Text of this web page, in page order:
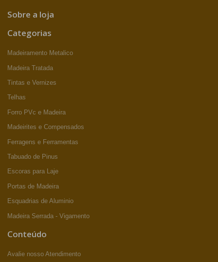
Sobre a loja
Categorias
Madeiramento Metalico
Madeira Tratada
Tintas e Vernizes
Telhas
Forro PVc e Madeira
Madeirites e Compensados
Ferragens e Ferramentas
Tabuado de Pinus
Escoras para Laje
Portas de Madeira
Esquadrias de Aluminio
Madeira Serrada - Vigamento
Conteúdo
Avalie nosso Atendimento